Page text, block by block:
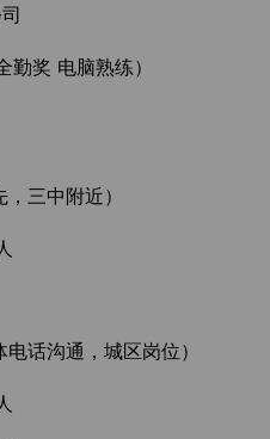
奖 电脑熟练）
三中附近）
话沟通，城区岗位）